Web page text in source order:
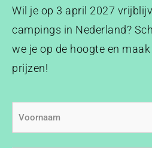
Wil je op 3 april 2027
campings in Nederland?
we je op de hoogte en
prijzen!
Voornaam